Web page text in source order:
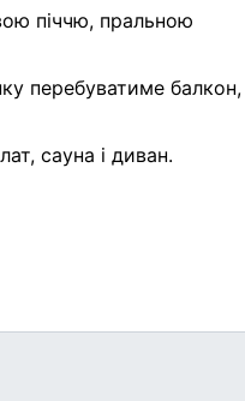
піччю, пральною
перебуватиме балкон,
сауна і диван.